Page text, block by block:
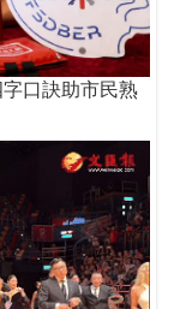
口訣助市民熟